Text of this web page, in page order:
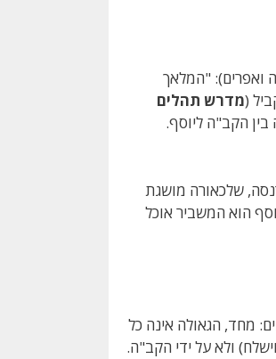
ואפרים): "המלאך
(מדרש תהלים
הקב"ה ליוסף.
שלכאורה מושגת
הוא המשביר אוכל
מחד, הגאולה אינה כל
ולא על ידי הקב"ה.